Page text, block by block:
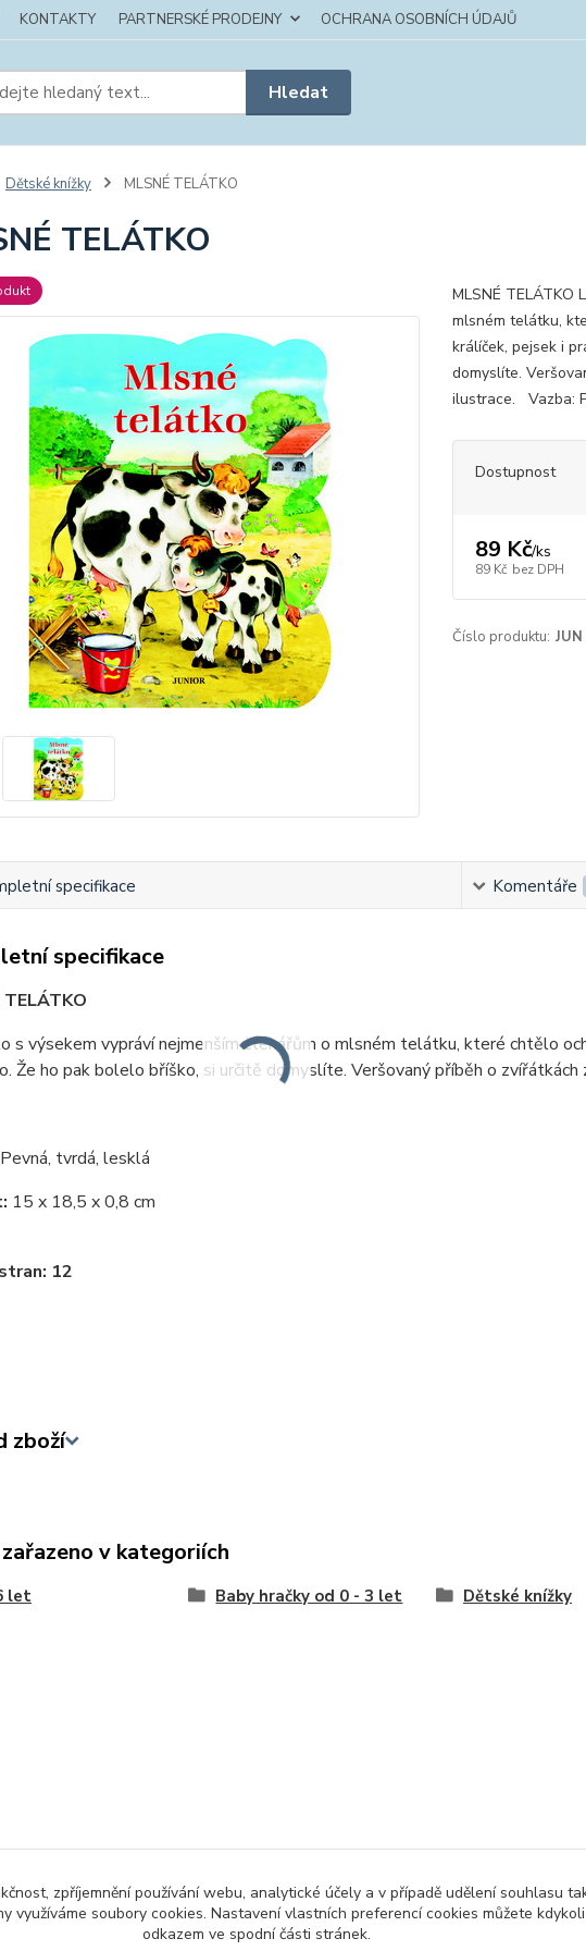
KONTAKTY PARTNERSKÉ PRODEJNY OCHRANA OSOBNÍCH ÚDAJŮ
Hledat
Dětské knížky MLSNÉ TELÁTKO
TELÁTKO
MLSNÉ TELÁTKO
mlsném telátku,
králíček, pejsek i
domyslíte.
ilustrace. Vazba:
Dostupnost
89 Kč/ks
89 Kč bez DPH
Číslo produktu: JUN
specifikace Komentáře
specifikace
TELÁTKO
s výsekem vypráví nejmenším čtenářům o mlsném telátku, které chtělo
Že ho pak bolelo bříško, si určitě domyslíte. Veršovaný příběh o
Pevná, tvrdá, lesklá
15 x 18,5 x 0,8 cm
12
zboží
v kategoriích
let Baby hračky od 0 - 3 let Dětské knížky
zpříjemnění používání webu, analytické účely a v případě udělení souhlasu
využíváme soubory cookies. Nastavení vlastních preferencí cookies můžete
odkazem ve spodní části stránek.